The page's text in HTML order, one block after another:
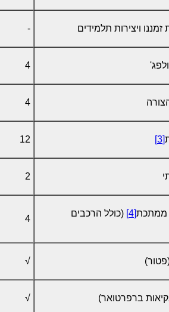
ויצירות תלמידים -
4
4
[3]
12
2
ממתכת[4]
(כולל הרכבים
4
√
ברפרטואר) √